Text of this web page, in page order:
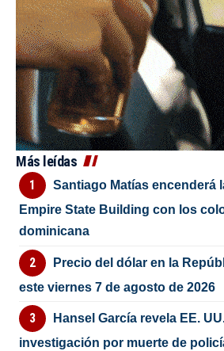
Más leídas
Santiago Matías encenderá
Empire State Building con los
dominicana
Precio del dólar en la
este viernes 7 de agosto de 2026
Hansel García revela EE.
investigación por muerte de